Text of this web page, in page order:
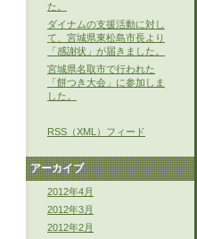
た。
ダイナムの支援活動に対し
て、宮城県東松島市長より
「感謝状」が届きました。
宮城県名取市で行われた
「餅つき大会」に参加しま
した。
RSS（XML）フィード
アーカイブ
2012年4月
2012年3月
2012年2月